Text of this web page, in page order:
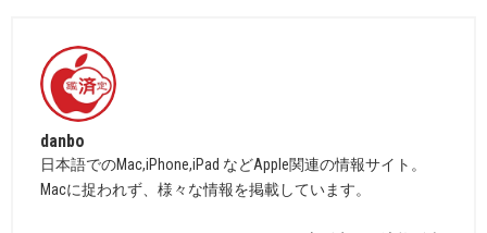
danbo
日本語でのMac,iPhone,iPad などApple関連の情報サイト。
Macに捉われず、様々な情報を掲載しています。